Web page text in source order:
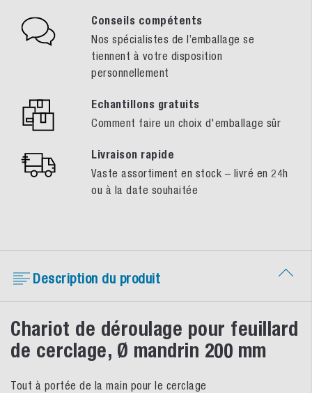
Conseils compétents
Nos spécialistes de l’emballage se
tiennent à votre disposition
personnellement
Echantillons gratuits
Comment faire un choix d'emballage sûr
Livraison rapide
Vaste assortiment en stock – livré en 24h
ou à la date souhaitée
Description du produit
Chariot de déroulage pour feuillard
de cerclage, Ø mandrin 200 mm
Tout à portée de la main pour le cerclage